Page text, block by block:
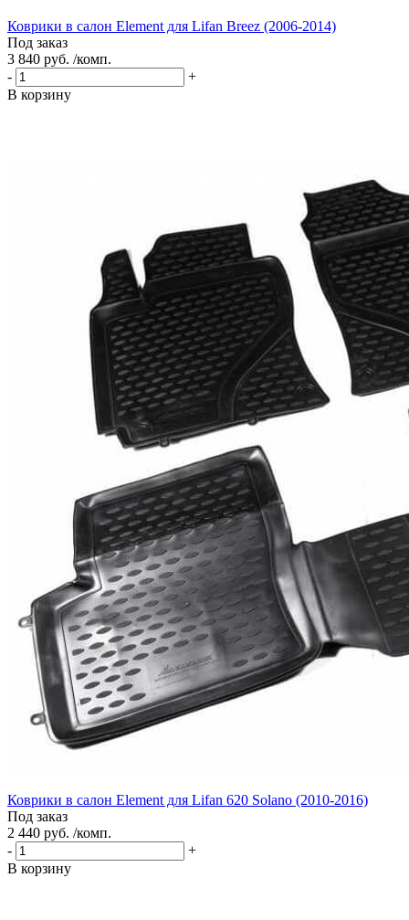
Коврики в салон Element для Lifan Breez (2006-2014)
Под заказ
3 840 руб. /комп.
-
+
В корзину
Коврики в салон Element для Lifan 620 Solano (2010-2016)
Под заказ
2 440 руб. /комп.
-
+
В корзину